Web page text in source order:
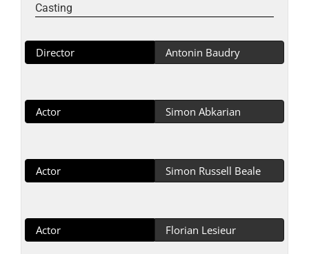
Casting
Director Antonin Baudry
Actor Simon Abkarian
Actor Simon Russell Beale
Actor Florian Lesieur